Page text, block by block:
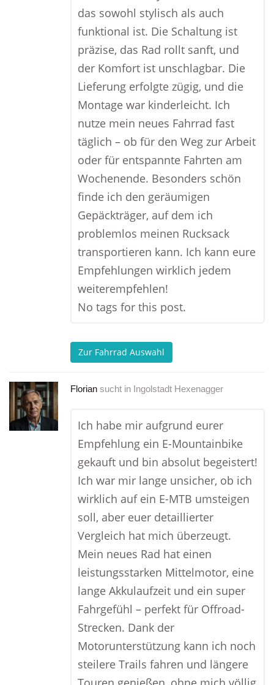
das sowohl stylisch als auch
funktional ist. Die Schaltung ist
präzise, das Rad rollt sanft, und
der Komfort ist unschlagbar. Die
Lieferung erfolgte zügig, und die
Montage war kinderleicht. Ich
nutze mein neues Fahrrad fast
täglich – ob für den Weg zur Arbeit
oder für entspannte Fahrten am
Wochenende. Besonders schön
finde ich den geräumigen
Gepäckträger, auf dem ich
problemlos meinen Rucksack
transportieren kann. Ich kann eure
Empfehlungen wirklich jedem
weiterempfehlen!
No tags for this post.
Zur Fahrrad Auswahl
Florian sucht in Ingolstadt Hexenagger
Ich habe mir aufgrund eurer
Empfehlung ein E-Mountainbike
gekauft und bin absolut begeistert!
Ich war mir lange unsicher, ob ich
wirklich auf ein E-MTB umsteigen
soll, aber euer detaillierter
Vergleich hat mich überzeugt.
Mein neues Rad hat einen
leistungsstarken Mittelmotor, eine
lange Akkulaufzeit und ein super
Fahrgefühl – perfekt für Offroad-
Strecken. Dank der
Motorunterstützung kann ich noch
steilere Trails fahren und längere